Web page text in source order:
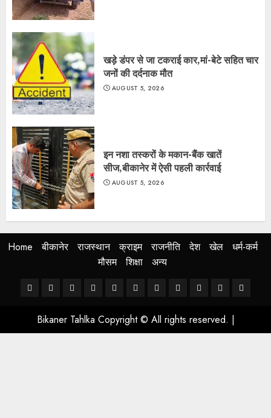
खड़े डंपर से जा टकराई कार,मां-बेटे सहित चार
जनों की दर्दनाक मौत
AUGUST 5, 2026
इन नशा तस्करों के मकान-बैंक खातें
सीज,बीकानेर में ऐसी पहली कार्रवाई
AUGUST 5, 2026
Home बीकानेर राजस्थान क्राइम राजनीति देश खेल
धर्म-कर्म
मौसम
शिक्षा अन्य
Homeबीकानेरराजस्थानक्राइमराजनीतिदेश खेल
धर्म-
मौसम शिक्षा अन्य
Bikaner Tahlka Copyright © All rights reserved. |